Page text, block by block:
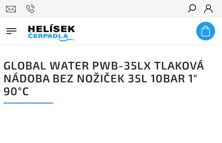
Hledat
GLOBAL WATER PWB-35LX TLAKOVÁ
NÁDOBA BEZ NOŽIČEK 35L 10BAR 1"
90°C